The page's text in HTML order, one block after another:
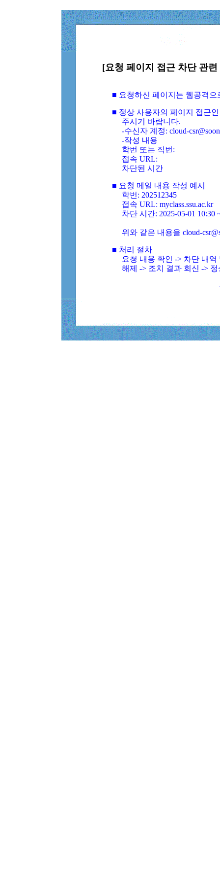
[요청 페이지 접근 차단 관
■ 요청하신 페이지는 웹공격
■ 정상 사용자의 페이지 접근
주시기 바랍니다.
-수신자 계정: cloud-
-작성 내용
학번 또는 직번:
접속 URL:
차단된 시간
■ 요청 메일 내용 작성 예시
학번: 202512345
접속 URL: myclass.ssu.ac.kr
차단 시간: 2025-05-01 10:30
위와 같은 내용을 cloud-
■ 처리 절차
요청 내용 확인 -> 차단 내
해제 -> 조치 결과 회신 ->